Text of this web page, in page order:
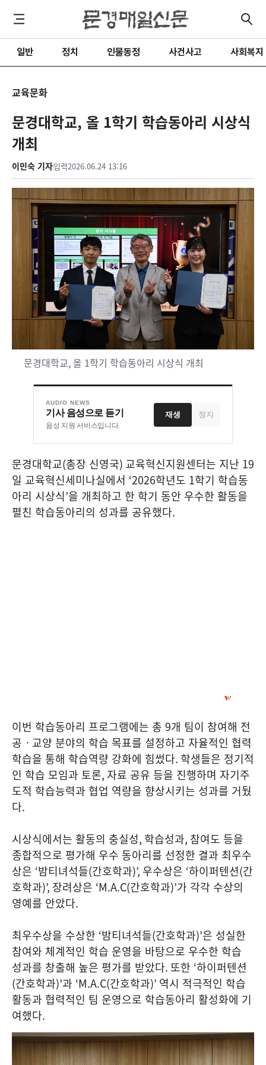
일반 정치 인물동정 사건사고 사회복지
교육문화
문경대학교, 올 1학기 학습동아리 시상식
개최
이민숙 기자입력2026.06.24 13:16
문경대학교, 올 1학기 학습동아리 시상식 개최
AUDIO NEWS
기사 음성으로 듣기
음성 지원 서비스입니다.
재생 정지
문경대학교(총장 신영국) 교육혁신지원센터는 지난 19
일 교육혁신세미나실에서 ‘2026학년도 1학기 학습동
아리 시상식’을 개최하고 한 학기 동안 우수한 활동을
펼친 학습동아리의 성과를 공유했다.
이번 학습동아리 프로그램에는 총 9개 팀이 참여해 전
공ㆍ교양 분야의 학습 목표를 설정하고 자율적인 협력
학습을 통해 학습역량 강화에 힘썼다. 학생들은 정기적
인 학습 모임과 토론,자료 공유 등을 진행하며 자기주
도적 학습능력과 협업 역량을 향상시키는 성과를 거뒀
다.
시상식에서는 활동의 충실성, 학습성과, 참여도 등을
종합적으로 평가해 우수 동아리를 선정한 결과 최우수
상은 ‘밤티녀석들(간호학과)’, 우수상은 ‘하이퍼텐션(간
호학과)’, 장려상은 ‘M.A.C(간호학과)’가 각각 수상의
영예를 안았다.
최우수상을 수상한 ‘밤티녀석들(간호학과)’은 성실한
참여와 체계적인 학습 운영을 바탕으로 우수한 학습
성과를 창출해 높은 평가를 받았다. 또한 ‘하이퍼텐션
(간호학과)’과 ‘M.A.C(간호학과)’ 역시 적극적인 학습
활동과 협력적인 팀 운영으로 학습동아리 활성화에 기
여했다.